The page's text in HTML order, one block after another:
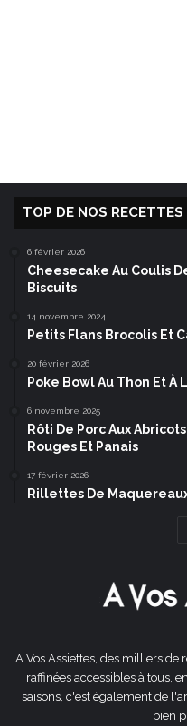
TOP DE NOS RECETTES
6 février 2026
Cheesecake Au Coulis
Biscuits
14 novembre 2024
Petits Flans Brocolis Et
20 février 2026
Poke Bowl Au Thon Et À
6 novembre 2025
Rôti De Porc Aux
Rouges Et Panais
17 février 2026
Rillettes De
A Vos Assiettes, des milliers de
raffinées accessibles à tous,
saisons, c'est également de
bien